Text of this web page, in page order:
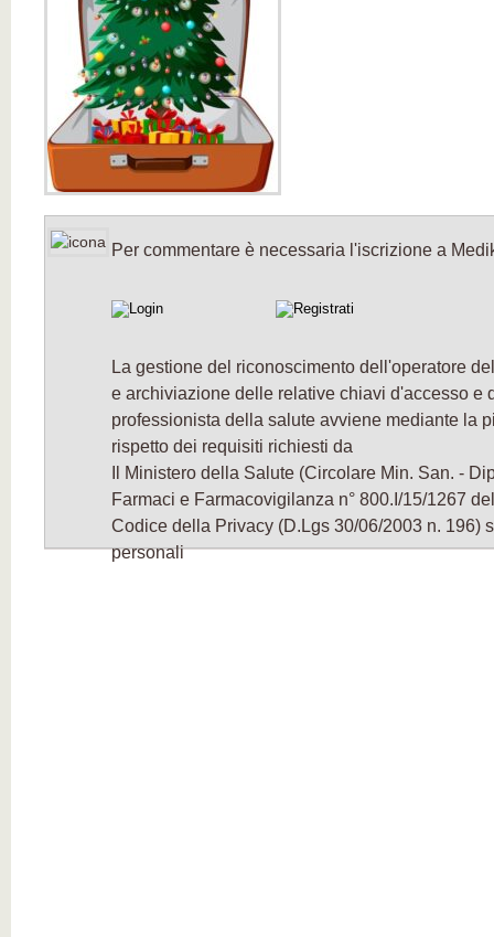
Per commentare è necessaria l'iscrizione a
La gestione del riconoscimento dell'operatore
e archiviazione delle relative chiavi d'accesso e
professionista della salute avviene mediante la
rispetto dei requisiti richiesti da
Il Ministero della Salute (Circolare Min. San. -
Farmaci e Farmacovigilanza n° 800.I/15/1267
Codice della Privacy (D.Lgs 30/06/2003 n. 196)
personali